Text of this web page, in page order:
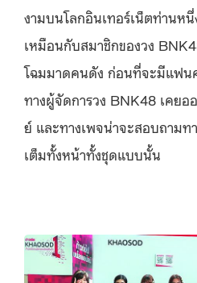
งามบนโลกอินเทอร์เน็ตท่านห
เหมือนกับสมาชิกของวง
โฉมมาดคนดัง ก่อนที่จะมีแฟน
ทางผู้จัดการวง BNK48 เคยอ
ย์ และทางเพจน่าจะสอบถาม
เต็มทั้งหน้าทั้งชุดแบบนั้น